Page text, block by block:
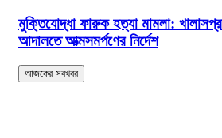
মুক্তিযোদ্ধা ফারুক হত্যা মামলা:
আদালতে আত্মসমর্পণের নির্দেশ